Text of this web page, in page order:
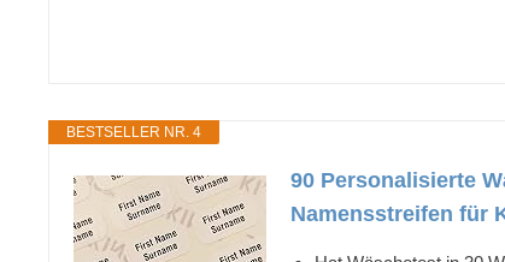
BESTSELLER NR. 4
90 Personalisierte
Namensstreifen für